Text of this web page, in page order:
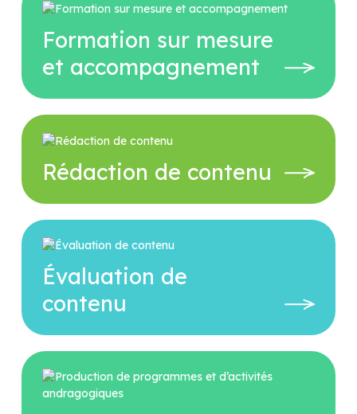
Formation sur mesure
et accompagnement
Rédaction de contenu
Évaluation de
contenu